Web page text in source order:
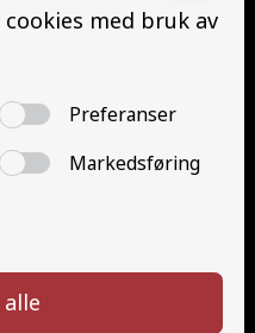
907 99 500
post@tkutrykning.no